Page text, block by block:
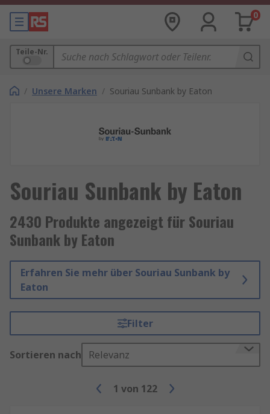
0
Teile-Nr.
/ Unsere Marken / Souriau Sunbank by Eaton
Souriau Sunbank by Eaton
2430 Produkte angezeigt für Souriau
Sunbank by Eaton
Erfahren Sie mehr über Souriau Sunbank by
Eaton
Filter
Sortieren nach Relevanz
1 von 122